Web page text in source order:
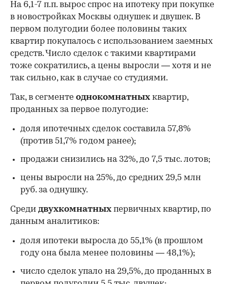
На 6,1-7 п.п. вырос спрос на ипотеку при покупке
в новостройках Москвы однушек и двушек. В
первом полугодии более половины таких
квартир покупалось с использованием заемных
средств. Число сделок с такими квартирами
тоже сократились, а цены выросли — хотя и не
так сильно, как в случае со студиями.
Так, в сегменте однокомнатных квартир,
проданных за первое полугодие:
доля ипотечных сделок составила 57,8%
(против 51,7% годом ранее);
продажи снизились на 32%, до 7,5 тыс. лотов;
цены выросли на 25%, до средних 29,5 млн
руб. за однушку.
Среди двухкомнатных первичных квартир, по
данным аналитиков:
доля ипотеки выросла до 55,1% (в прошлом
году она была менее половины — 48,1%);
число сделок упало на 29,5%, до проданных в